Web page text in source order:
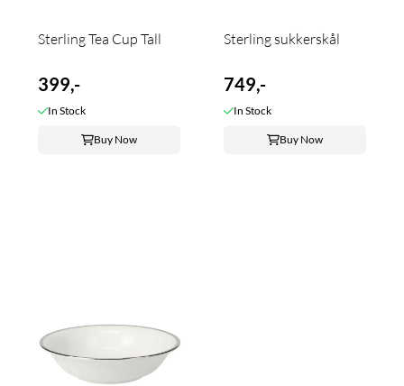
Sterling Tea Cup Tall
399,-
In Stock
Buy Now
Sterling sukkerskål
749,-
In Stock
Buy Now